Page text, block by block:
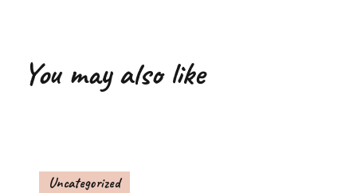
You may also like
Uncategorized